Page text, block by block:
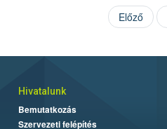
Előző
Hivatalunk
Bemutatkozás
Szervezeti felépítés